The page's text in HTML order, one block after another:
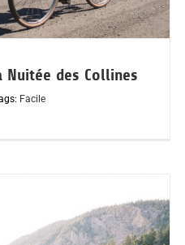
Nuitée des Collines
Facile